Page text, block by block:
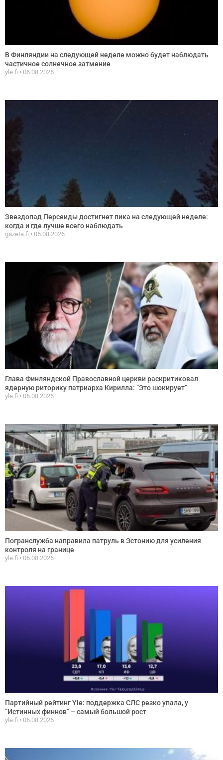
В Финляндии на следующей неделе можно будет наблюдать
частичное солнечное затмение
yle.fi 06.08.2026
Звездопад Персеиды достигнет пика на следующей неделе:
когда и где лучше всего наблюдать
gazeta.fi 06.08.2026
Глава Финляндской Православной церкви раскритиковал
ядерную риторику патриарха Кирилла: ”Это шокирует”
yle.fi 06.08.2026
Погранслужба направила патруль в Эстонию для усиления
контроля на границе
yle.fi 06.08.2026
Партийный рейтинг Yle: поддержка СЛС резко упала, у
”Истинных финнов” – самый большой рост
yle.fi 06.08.2026